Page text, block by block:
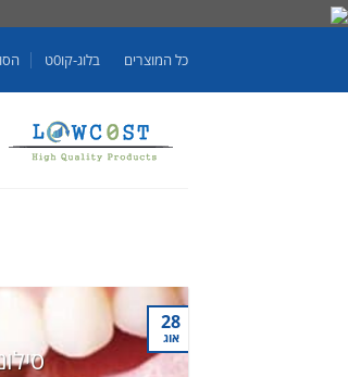
כל המוצרים בלוג-קו0ט
28
אוג